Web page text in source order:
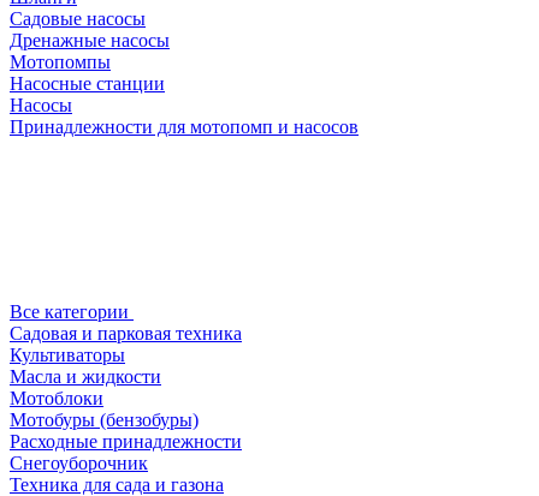
Садовые насосы
Дренажные насосы
Мотопомпы
Насосные станции
Насосы
Принадлежности для мотопомп и насосов
Все категории
Садовая и парковая техника
Культиваторы
Масла и жидкости
Мотоблоки
Мотобуры (бензобуры)
Расходные принадлежности
Снегоуборочник
Техника для сада и газона